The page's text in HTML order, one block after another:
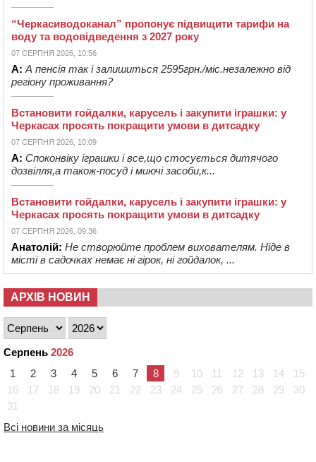
“Черкасиводоканал” пропонує підвищити тарифи на
воду та водовідведення з 2027 року
07 СЕРПНЯ 2026, 10:56
А: А пенсія так і залишиться 2595грн./міс.незалежно від
регіону проживання?
Встановити гойдалки, карусель і закупити іграшки: у
Черкасах просять покращити умови в дитсадку
07 СЕРПНЯ 2026, 10:09
А: Споконвіку іграшки і все,що стосується дитячого
дозвілля,а також-посуд і миючі засоби,к...
Встановити гойдалки, карусель і закупити іграшки: у
Черкасах просять покращити умови в дитсадку
07 СЕРПНЯ 2026, 09:36
Анатолій: Не створюйте проблем вихователям. Ніде в
місті в садочках немає ні гірок, ні гойдалок, ...
АРХІВ НОВИН
Серпень 2026
1
2 3 4 5 6 7 8 9 10 11 12 13 14
15
16
17 18 19 20 21 22 23 24 25 26 27 28 29
30
31
Всі новини за місяць